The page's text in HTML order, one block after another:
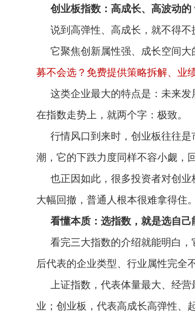
创业板指数：高成长、高波动的
说到高弹性、高成长，就不得不
它聚焦创新属性强、成长空间大
募不会选？免费提供策略拆解、业
这类企业最大的特点是：未来
在指数走势上，就两个字：极致。
行情风口到来时，创业板往往
潮，它的下跌力度同样不容小觑，
也正因如此，很多投资者对创
大幅回撤，普通人根本很难拿得住。
看懂本质：选指数，就是选自己
看完三大指数的介绍就能明白
后代表的企业类型、行业属性完全
上证指数，代表体量最大、经
业；创业板，代表高成长高弹性、